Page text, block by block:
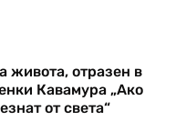
живота, отразен в
Кавамура „Ако
от света“